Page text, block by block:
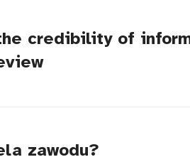
credibility of
zawodu?